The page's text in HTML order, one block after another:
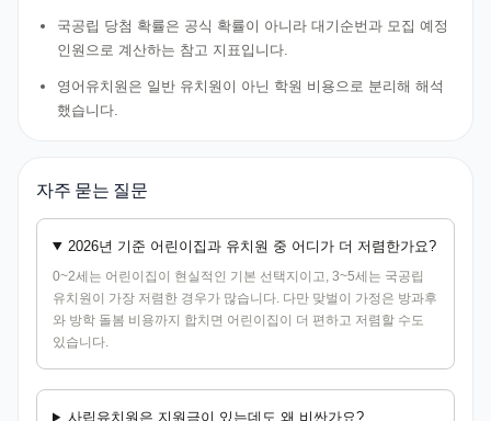
국공립 당첨 확률은 공식 확률이 아니라 대기순번과 모집 예정
인원으로 계산하는 참고 지표입니다.
영어유치원은 일반 유치원이 아닌 학원 비용으로 분리해 해석
했습니다.
자주 묻는 질문
2026년 기준 어린이집과 유치원 중 어디가 더 저렴한가요?
0~2세는 어린이집이 현실적인 기본 선택지이고, 3~5세는 국공립
유치원이 가장 저렴한 경우가 많습니다. 다만 맞벌이 가정은 방과후
와 방학 돌봄 비용까지 합치면 어린이집이 더 편하고 저렴할 수도
있습니다.
사립유치원은 지원금이 있는데도 왜 비싼가요?